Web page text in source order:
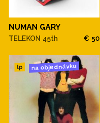
NUMAN GARY
TELEKON 45th € 50
lp na objednávku